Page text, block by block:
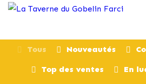
Tous Nouveautés
Top des ventes En